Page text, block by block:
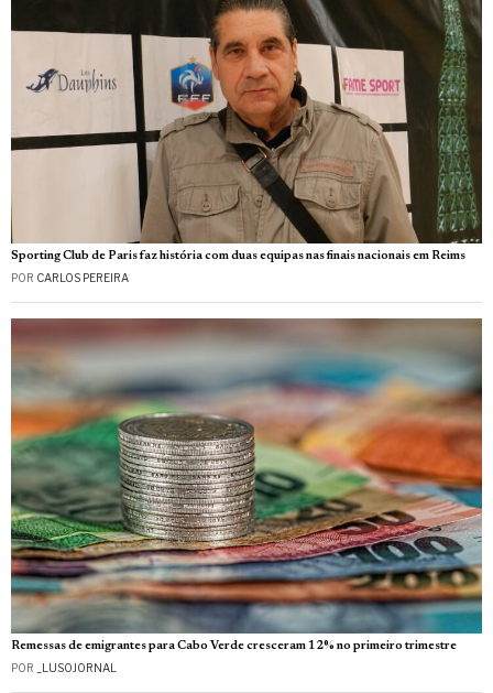
Sporting Club de Paris faz história com duas equipas nas finais nacionais em Reims
POR CARLOS PEREIRA
Remessas de emigrantes para Cabo Verde cresceram 12% no primeiro trimestre
POR _LUSOJORNAL